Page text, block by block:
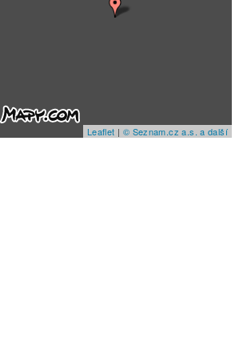
Leaflet | © Seznam.cz a.s. a další